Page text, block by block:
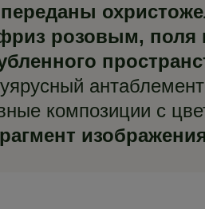
переданы
розовым,
композиции с